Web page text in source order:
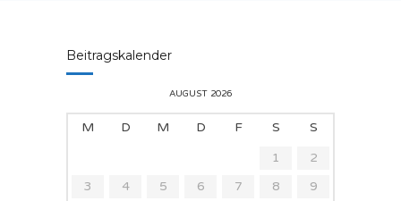
Beitragskalender
AUGUST 2026
M D M D F S
S
1
2
3
4 5 6 7 8 9